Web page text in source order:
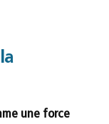
une force